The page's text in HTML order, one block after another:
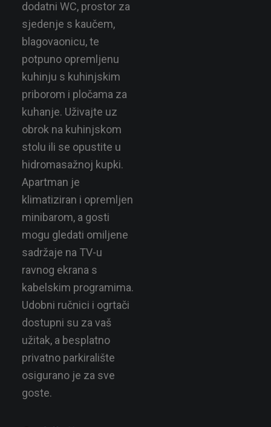
dodatni WC, prostor za
sjedenje s kaučem,
blagovaonicu, te
potpuno opremljenu
kuhinju s kuhinjskim
priborom i pločama za
kuhanje. Uživajte uz
obrok na kuhinjskom
stolu ili se opustite u
hidromasažnoj kupki.
Apartman je
klimatiziran i opremljen
minibarom, a gosti
mogu gledati omiljene
sadržaje na TV-u
ravnog ekrana s
kabelskim programima.
Udobni ručnici i ogrtači
dostupni su za vaš
užitak, a besplatno
privatno parkiralište
osigurano je za sve
goste.